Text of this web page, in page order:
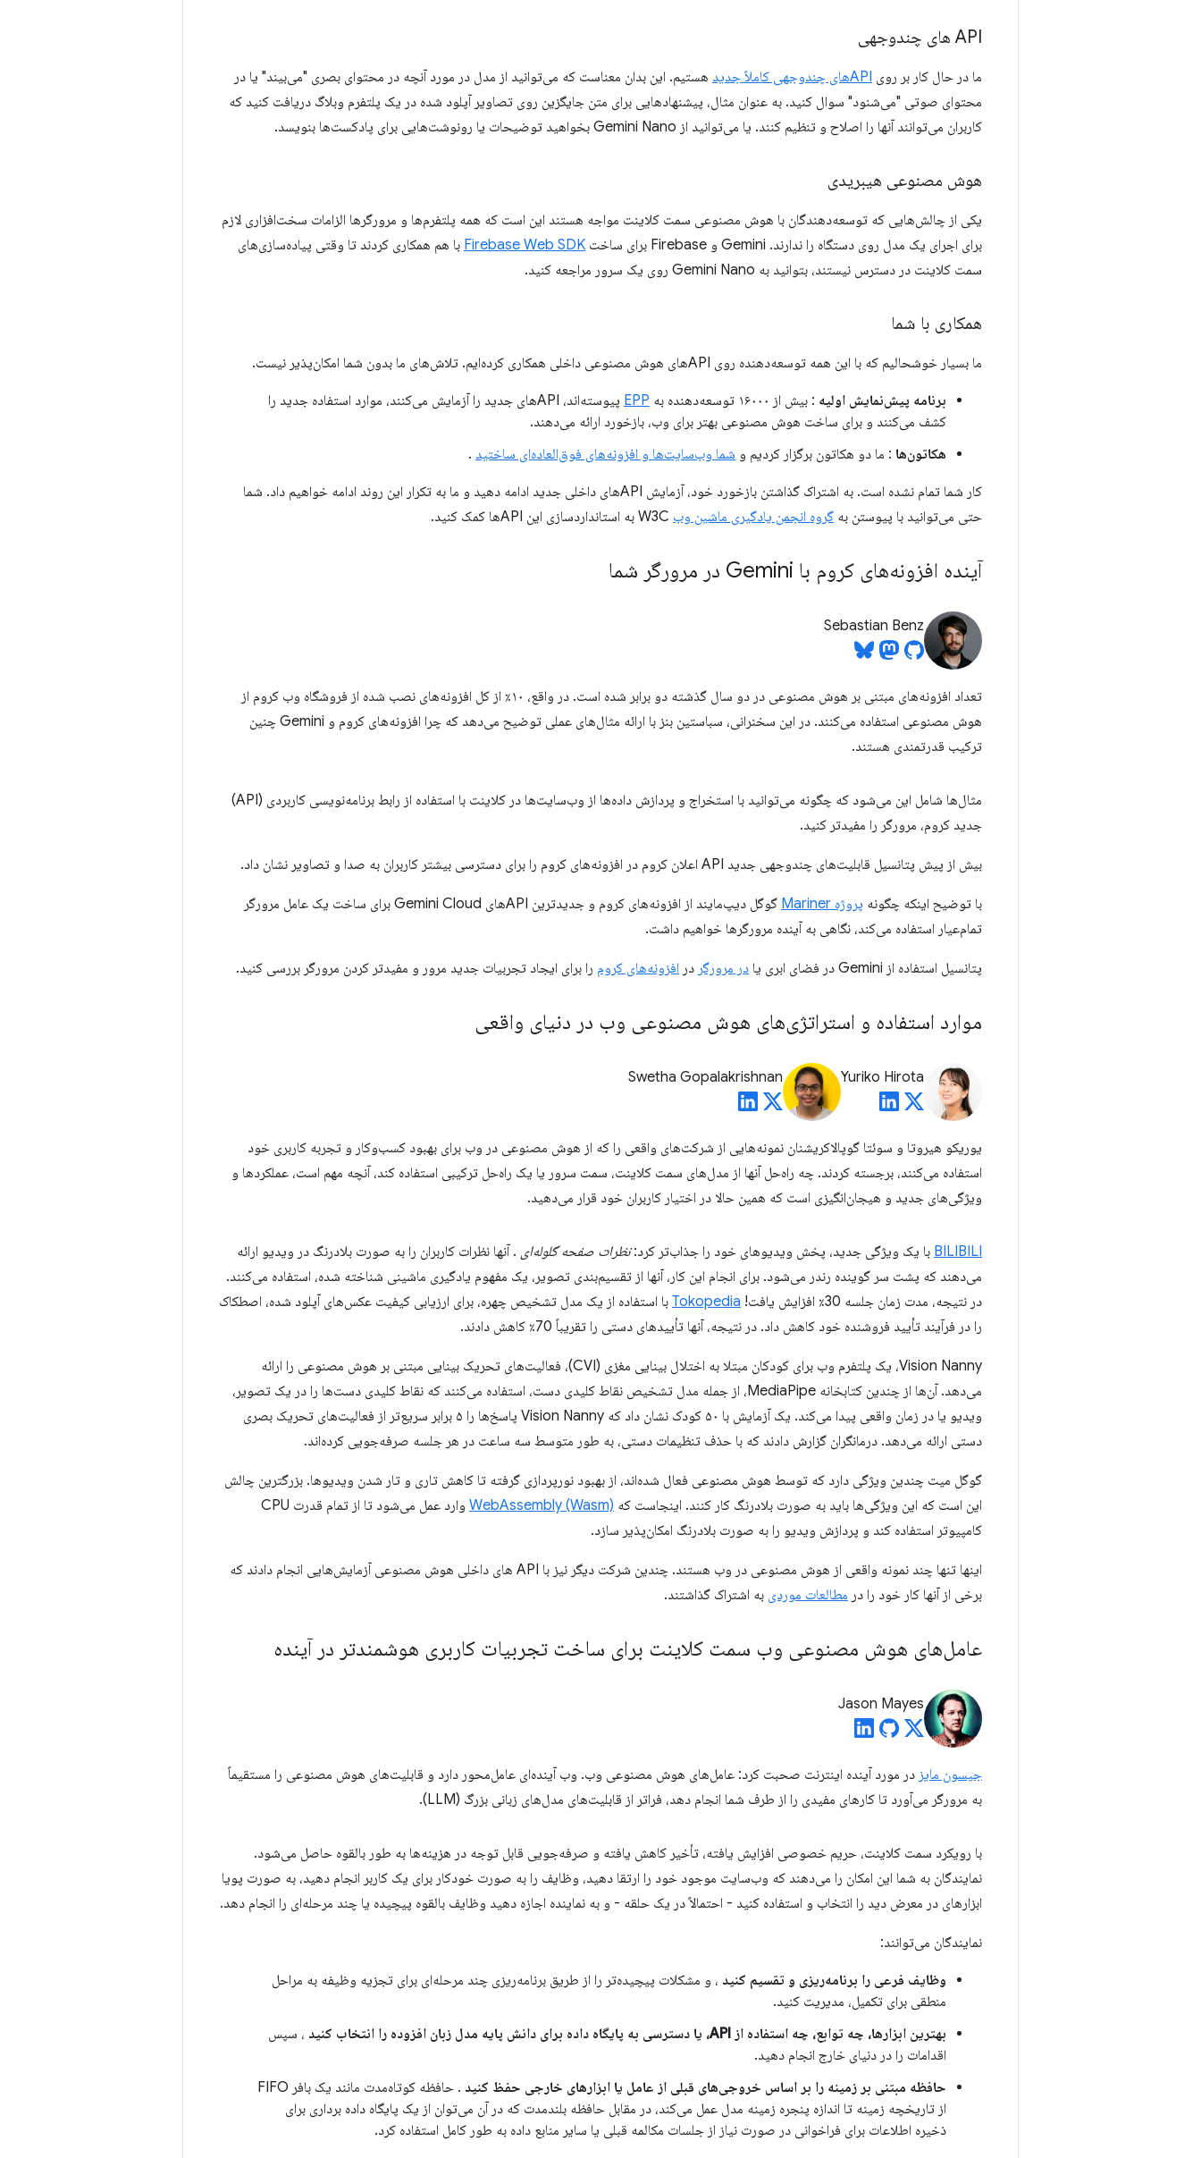
API های چندوجهی
ما در حال کار بر روی APIهای چندوجهی کاملاً جدید
هستیم. این بدان معناست که می‌توانید از مدل در مورد آنچه در محتوای بصری "می‌بیند" یا در
محتوای صوتی "می‌شنود" سوال کنید. به عنوان مثال، پیشنهادهایی برای متن جایگزین روی تصاویر آپلود شده در یک پلتفرم وبلاگ دریافت کنید که
کاربران می‌توانند آنها را اصلاح و تنظیم کنند. یا می‌توانید از Gemini Nano بخواهید توضیحات یا رونوشت‌هایی برای پادکست‌ها بنویسد.
هوش مصنوعی هیبریدی
یکی از چالش‌هایی که توسعه‌دهندگان با هوش مصنوعی سمت کلاینت مواجه هستند این است که همه پلتفرم‌ها و مرورگرها الزامات سخت‌افزاری لازم
برای اجرای یک مدل روی دستگاه را ندارند. Gemini و Firebase برای ساخت
Firebase Web SDK با هم همکاری کردند تا وقتی پیاده‌سازی‌های
سمت کلاینت در دسترس نیستند، بتوانید به Gemini Nano روی یک سرور مراجعه کنید.
همکاری با شما
ما بسیار خوشحالیم که با این همه توسعه‌دهنده روی APIهای هوش مصنوعی داخلی همکاری کرده‌ایم. تلاش‌های ما بدون شما امکان‌پذیر نیست.
برنامه پیش‌نمایش اولیه : بیش از ۱۶۰۰۰ توسعه‌دهنده به EPP
پیوسته‌اند، APIهای جدید را آزمایش می‌کنند، موارد استفاده جدید را
کشف می‌کنند و برای ساخت هوش مصنوعی بهتر برای وب، بازخورد ارائه می‌دهند.
هکاتون‌ها : ما دو هکاتون برگزار کردیم و شما وب‌سایت‌ها و افزونه‌های فوق‌العاده‌ای ساختید .
کار شما تمام نشده است. به اشتراک گذاشتن بازخورد خود، آزمایش APIهای داخلی جدید ادامه دهید و ما به تکرار این روند ادامه خواهیم داد. شما
حتی می‌توانید با پیوستن به گروه انجمن یادگیری ماشین وب
آینده افزونه‌های کروم با Gemini در مرورگر شما
Sebastian Benz
تعداد افزونه‌های مبتنی بر هوش مصنوعی در دو سال گذشته دو برابر شده است. در واقع، ۱۰٪ از کل افزونه‌های نصب شده از فروشگاه وب کروم از
هوش مصنوعی استفاده می‌کنند. در این سخنرانی، سباستین بنز با ارائه مثال‌های عملی توضیح می‌دهد که چرا افزونه‌های کروم و Gemini چنین
ترکیب قدرتمندی هستند.
مثال‌ها شامل این می‌شود که چگونه می‌توانید با استخراج و پردازش داده‌ها از وب‌سایت‌ها در کلاینت با استفاده از رابط برنامه‌نویسی کاربردی (API)
جدید کروم، مرورگر را مفیدتر کنید.
بیش از پیش پتانسیل قابلیت‌های چندوجهی جدید API اعلان کروم در افزونه‌های کروم را برای دسترسی بیشتر کاربران به صدا و تصاویر نشان داد.
با توضیح اینکه چگونه پروژه Mariner
گوگل دیپ‌مایند از افزونه‌های کروم و جدیدترین APIهای Gemini Cloud برای ساخت یک عامل مرورگر
تمام‌عیار استفاده می‌کند، نگاهی به آینده مرورگرها خواهیم داشت.
پتانسیل استفاده از Gemini در فضای ابری یا در مرورگر در افزونه‌های کروم را برای ایجاد تجربیات جدید مرور و مفیدتر کردن مرورگر بررسی کنید.
موارد استفاده و استراتژی‌های هوش مصنوعی وب در دنیای واقعی
Yuriko Hirota
Swetha Gopalakrishnan
یوریکو هیروتا و سوئتا گوپالاکریشنان نمونه‌هایی از شرکت‌های واقعی را که از هوش مصنوعی در وب برای بهبود کسب‌وکار و تجربه کاربری خود
استفاده می‌کنند، برجسته کردند. چه راه‌حل آنها از مدل‌های سمت کلاینت، سمت سرور یا یک راه‌حل ترکیبی استفاده کند، آنچه مهم است، عملکردها و
ویژگی‌های جدید و هیجان‌انگیزی است که همین حالا در اختیار کاربران خود قرار می‌دهید.
BILIBILI با یک ویژگی جدید، پخش ویدیوهای خود را جذاب‌تر کرد:نظرات صفحه گلوله‌ای . آنها نظرات کاربران را به صورت بلادرنگ در ویدیو ارائه
می‌دهند که پشت سر گوینده رندر می‌شود. برای انجام این کار، آنها از تقسیم‌بندی تصویر، یک مفهوم یادگیری ماشینی شناخته شده، استفاده می‌کنند.
در نتیجه، مدت زمان جلسه 30٪ افزایش یافت!
Tokopedia با استفاده از یک مدل تشخیص چهره، برای ارزیابی کیفیت عکس‌های آپلود شده، اصطکاک
را در فرآیند تأیید فروشنده خود کاهش داد. در نتیجه، آنها تأییدهای دستی را تقریباً 70٪ کاهش دادند.
Vision Nanny، یک پلتفرم وب برای کودکان مبتلا به اختلال بینایی مغزی (CVI)، فعالیت‌های تحریک بینایی مبتنی بر هوش مصنوعی را ارائه
می‌دهد. آن‌ها از چندین کتابخانه MediaPipe، از جمله مدل تشخیص نقاط کلیدی دست، استفاده می‌کنند که نقاط کلیدی دست‌ها را در یک تصویر،
ویدیو یا در زمان واقعی پیدا می‌کند. یک آزمایش با ۵۰ کودک نشان داد که Vision Nanny پاسخ‌ها را ۵ برابر سریع‌تر از فعالیت‌های تحریک بصری
دستی ارائه می‌دهد. درمانگران گزارش دادند که با حذف تنظیمات دستی، به طور متوسط ​​سه ساعت در هر جلسه صرفه‌جویی کرده‌اند.
گوگل میت چندین ویژگی دارد که توسط هوش مصنوعی فعال شده‌اند، از بهبود نورپردازی گرفته تا کاهش تاری و تار شدن ویدیوها. بزرگترین چالش
این است که این ویژگی‌ها باید به صورت بلادرنگ کار کنند. اینجاست که WebAssembly (Wasm)
وارد عمل می‌شود تا از تمام قدرت CPU
کامپیوتر استفاده کند و پردازش ویدیو را به صورت بلادرنگ امکان‌پذیر سازد.
اینها تنها چند نمونه واقعی از هوش مصنوعی در وب هستند. چندین شرکت دیگر نیز با API های داخلی هوش مصنوعی آزمایش‌هایی انجام دادند که
برخی از آنها کار خود را در مطالعات موردی به اشتراک گذاشتند.
عامل‌های هوش مصنوعی وب سمت کلاینت برای ساخت تجربیات کاربری هوشمندتر در آینده
Jason Mayes
جیسون مایز در مورد آینده اینترنت صحبت کرد: عامل‌های هوش مصنوعی وب. وب آینده‌ای عامل‌محور دارد و قابلیت‌های هوش مصنوعی را مستقیماً
به مرورگر می‌آورد تا کارهای مفیدی را از طرف شما انجام دهد، فراتر از قابلیت‌های مدل‌های زبانی بزرگ (LLM).
با رویکرد سمت کلاینت، حریم خصوصی افزایش یافته، تأخیر کاهش یافته و صرفه‌جویی قابل توجه در هزینه‌ها به طور بالقوه حاصل می‌شود.
نمایندگان به شما این امکان را می‌دهند که وب‌سایت موجود خود را ارتقا دهید، وظایف را به صورت خودکار برای یک کاربر انجام دهید، به صورت پویا
ابزارهای در معرض دید را انتخاب و استفاده کنید - احتمالاً در یک حلقه - و به نماینده اجازه دهید وظایف بالقوه پیچیده یا چند مرحله‌ای را انجام دهد.
نمایندگان می‌توانند:
وظایف فرعی را برنامه‌ریزی و تقسیم کنید ، و مشکلات پیچیده‌تر را از طریق برنامه‌ریزی چند مرحله‌ای برای تجزیه وظیفه به مراحل
منطقی برای تکمیل، مدیریت کنید.
بهترین ابزارها، چه توابع، چه استفاده از API، یا دسترسی به پایگاه داده برای دانش پایه مدل زبان افزوده را انتخاب کنید
، سپس
اقدامات را در دنیای خارج انجام دهید.
حافظه مبتنی بر زمینه را بر اساس خروجی‌های قبلی از عامل یا ابزارهای خارجی حفظ کنید
. حافظه کوتاه‌مدت مانند یک بافر FIFO
از تاریخچه زمینه تا اندازه پنجره زمینه مدل عمل می‌کند، در مقابل حافظه بلندمدت که در آن می‌توان از یک پایگاه داده برداری برای
ذخیره اطلاعات برای فراخوانی در صورت نیاز از جلسات مکالمه قبلی یا سایر منابع داده به طور کامل استفاده کرد.